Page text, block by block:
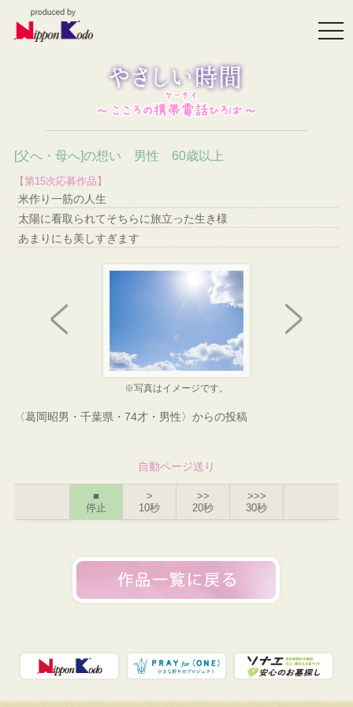
[父へ・母へ]の想い 男性 60歳以上
【第15次応募作品】
米作り一筋の人生
太陽に看取られてそちらに旅立った生き様
あまりにも美しすぎます
※写真はイメージです。
〈葛岡昭男・千葉県・74才・男性〉からの投稿
自動ページ送り
■
停止
>
10秒
>>
20秒
>>>
30秒